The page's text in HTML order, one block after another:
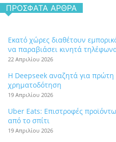
ΠΡΌΣΦΑΤΑ ΆΡΘΡΑ
Εκατό χώρες διαθέτουν
να παραβιάσει κινητά
22 Απριλίου 2026
Η Deepseek αναζητά για πρώτη
χρηματοδότηση
19 Απριλίου 2026
Uber Eats: Επιστροφές
από το σπίτι
19 Απριλίου 2026